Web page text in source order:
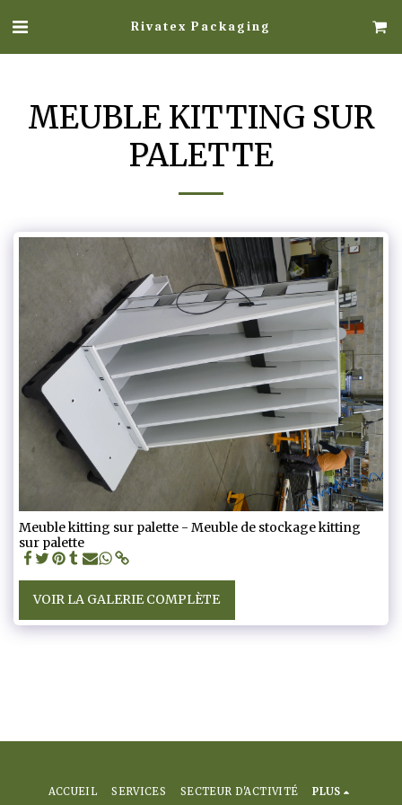
Rivatex Packaging
MEUBLE KITTING SUR
PALETTE
Meuble kitting sur palette - Meuble de stockage kitting
sur palette
VOIR LA GALERIE COMPLÈTE
ACCUEIL SERVICES SECTEUR D'ACTIVITÉ PLUS